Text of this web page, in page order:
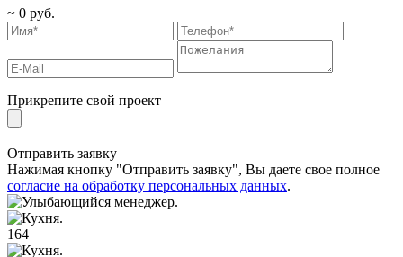
~ 0 руб.
Прикрепите свой проект
Отправить заявку
Нажимая кнопку "Отправить заявку", Вы даете свое полное
согласие на обработку персональных данных.
164